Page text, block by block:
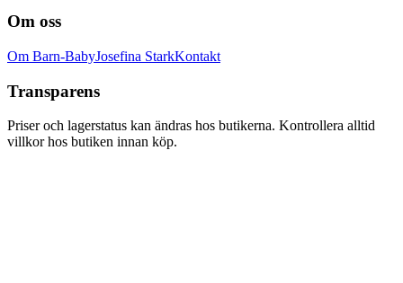
Om oss
Om Barn-BabyJosefina StarkKontakt
Transparens
Priser och lagerstatus kan ändras hos butikerna. Kontrollera alltid
villkor hos butiken innan köp.